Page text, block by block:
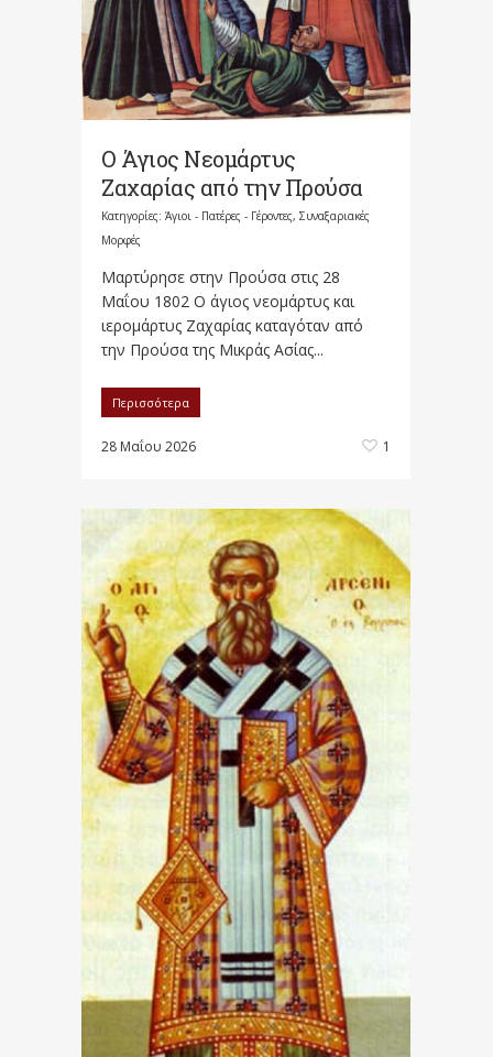
Ο Άγιος Νεομάρτυς
Ζαχαρίας από την Προύσα
Κατηγορίες: Άγιοι - Πατέρες - Γέροντες, Συναξαριακές
Μορφές
Μαρτύρησε στην Προύσα στις 28
Μαΐου 1802 Ο άγιος νεομάρτυς και
ιερομάρτυς Ζαχαρίας καταγόταν από
την Προύσα της Μικράς Ασίας...
Περισσότερα
28 Μαΐου 2026 1